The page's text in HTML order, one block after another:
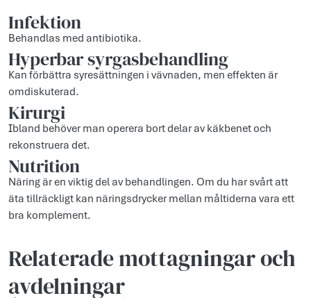
Infektion
Behandlas med antibiotika.
Hyperbar syrgasbehandling
Kan förbättra syresättningen i vävnaden, men effekten är
omdiskuterad.
Kirurgi
Ibland behöver man operera bort delar av käkbenet och
rekonstruera det.
Nutrition
Näring är en viktig del av behandlingen. Om du har svårt att
äta tillräckligt kan näringsdrycker mellan måltiderna vara ett
bra komplement.
Relaterade mottagningar och
avdelningar